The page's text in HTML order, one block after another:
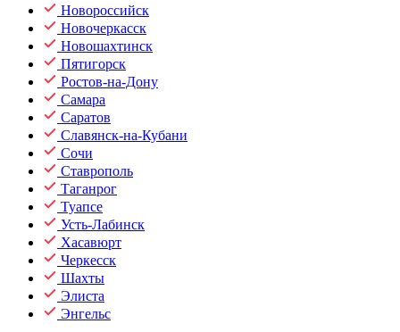
Новороссийск
Новочеркасск
Новошахтинск
Пятигорск
Ростов-на-Дону
Самара
Саратов
Славянск-на-Кубани
Сочи
Ставрополь
Таганрог
Туапсе
Усть-Лабинск
Хасавюрт
Черкесск
Шахты
Элиста
Энгельс